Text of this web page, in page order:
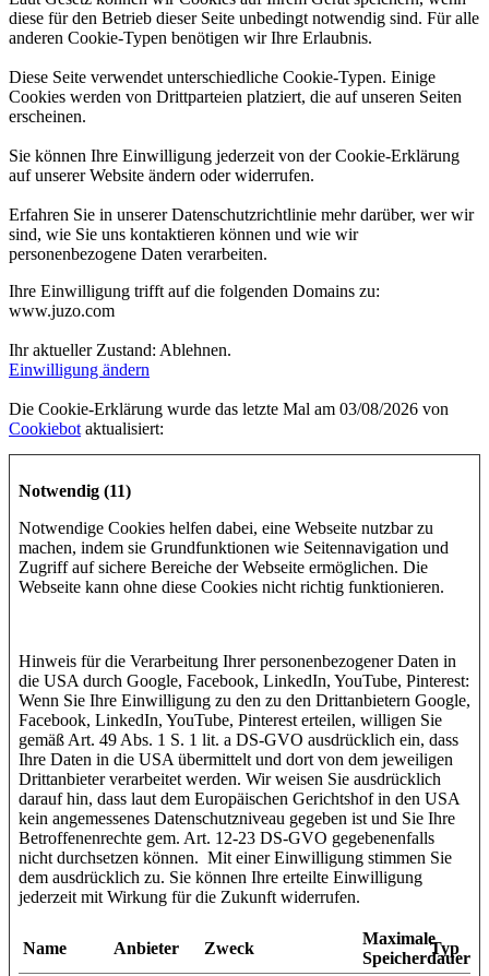
diese für den Betrieb dieser Seite unbedingt notwendig sind. Für alle
anderen Cookie-Typen benötigen wir Ihre Erlaubnis.
Diese Seite verwendet unterschiedliche Cookie-Typen. Einige
Cookies werden von Drittparteien platziert, die auf unseren Seiten
erscheinen.
Sie können Ihre Einwilligung jederzeit von der Cookie-Erklärung
auf unserer Website ändern oder widerrufen.
Erfahren Sie in unserer Datenschutzrichtlinie mehr darüber, wer wir
sind, wie Sie uns kontaktieren können und wie wir
personenbezogene Daten verarbeiten.
Ihre Einwilligung trifft auf die folgenden Domains zu:
www.juzo.com
Ihr aktueller Zustand: Ablehnen.
Einwilligung ändern
Die Cookie-Erklärung wurde das letzte Mal am 03/08/2026 von
Cookiebot aktualisiert:
Notwendig (11)
Notwendige Cookies helfen dabei, eine Webseite nutzbar zu
machen, indem sie Grundfunktionen wie Seitennavigation und
Zugriff auf sichere Bereiche der Webseite ermöglichen. Die
Webseite kann ohne diese Cookies nicht richtig funktionieren.
Hinweis für die Verarbeitung Ihrer personenbezogener Daten in
die USA durch Google, Facebook, LinkedIn, YouTube, Pinterest:
Wenn Sie Ihre Einwilligung zu den zu den Drittanbietern Google,
Facebook, LinkedIn, YouTube, Pinterest erteilen, willigen Sie
gemäß Art. 49 Abs. 1 S. 1 lit. a DS-GVO ausdrücklich ein, dass
Ihre Daten in die USA übermittelt und dort von dem jeweiligen
Drittanbieter verarbeitet werden. Wir weisen Sie ausdrücklich
darauf hin, dass laut dem Europäischen Gerichtshof in den USA
kein angemessenes Datenschutzniveau gegeben ist und Sie Ihre
Betroffenenrechte gem. Art. 12-23 DS-GVO gegebenenfalls
nicht durchsetzen können. Mit einer Einwilligung stimmen Sie
dem ausdrücklich zu. Sie können Ihre erteilte Einwilligung
jederzeit mit Wirkung für die Zukunft widerrufen.
Name Anbieter Zweck
Maximale
Speicherdauer
Typ